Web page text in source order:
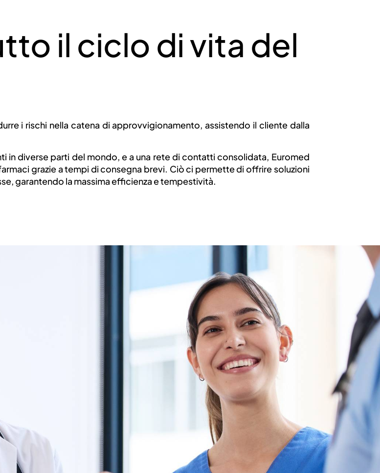
PER LE LINEE
E OSPEDALIERE
il ciclo di vita del
i rischi nella catena di approvvigionamento, assistendo il cliente dalla
in diverse parti del mondo, e a una rete di contatti consolidata, Euromed
grazie a tempi di consegna brevi. Ciò ci permette di offrire soluzioni
garantendo la massima efficienza e tempestività.